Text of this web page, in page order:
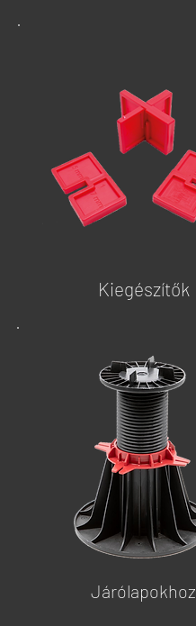
Kiegészítők
Járólapokhoz